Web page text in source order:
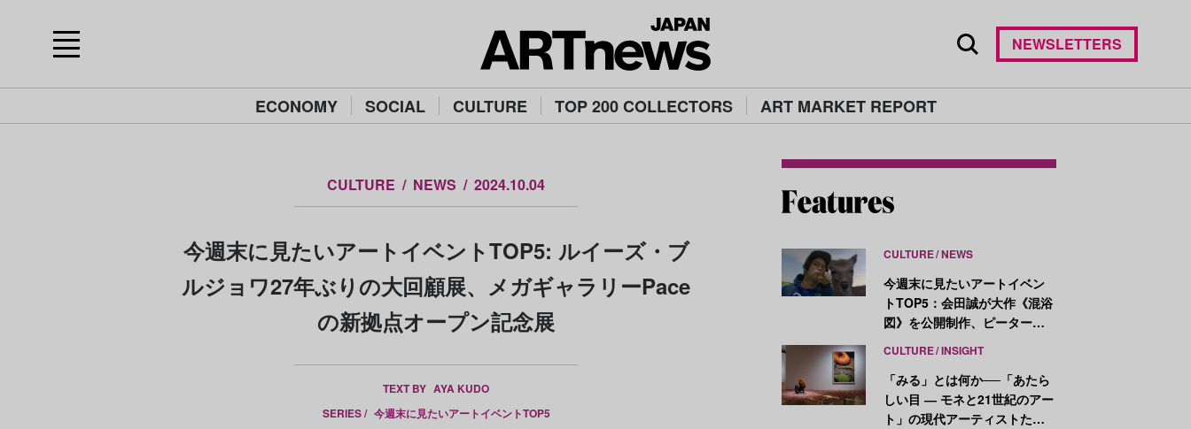
ECONOMY SOCIAL CULTURE TOP 200 COLLECTORS ART MARKET REPORT
NEWSLETTERS
CULTURE NEWS 2024.10.04
今週末に見たいアートイベントTOP5: ルイーズ・ブ
ルジョワ27年ぶりの大回顧展、メガギャラリーPace
の新拠点オープン記念展
TEXT BY AYA KUDO
SERIES / 今週末に見たいアートイベントTOP5
CULTURE NEWS
今週末に見たいアートイベン
トTOP5：会田誠が大作《混浴
図》を公開制作、ピーター・
CULTURE INSIGHT
「みる」とは何か──「あたら
しい目 ― モネと21世紀のアー
ト」の現代アーティストたち